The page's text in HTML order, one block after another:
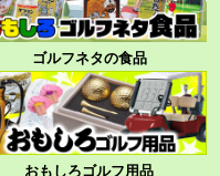
ゴルフネタの食品
おもしろゴルフ用品